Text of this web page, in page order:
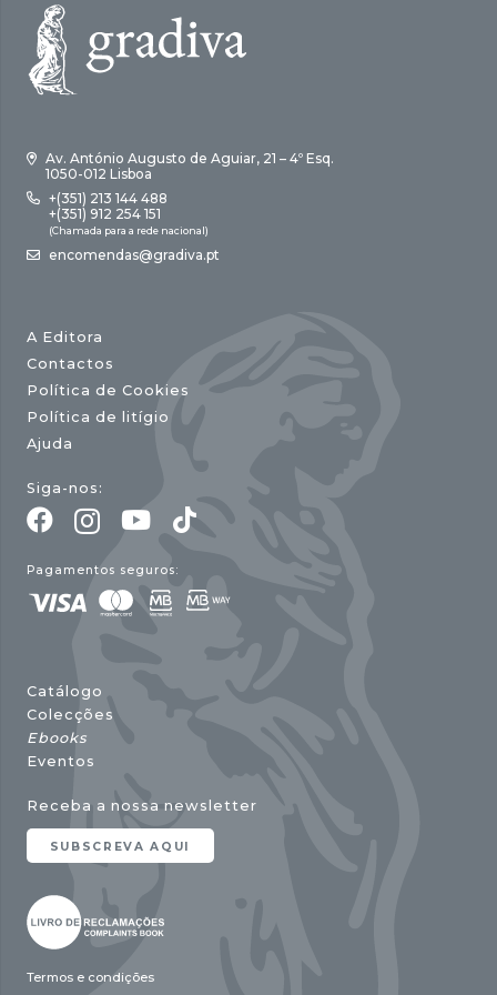
Av. António Augusto de Aguiar, 21 – 4º Esq.
1050-012 Lisboa
+(351) 213 144 488
+(351) 912 254 151
(Chamada para a rede nacional)
encomendas@gradiva.pt
A Editora
Contactos
Política de Cookies
Política de litígio
Ajuda
Siga-nos:
Pagamentos seguros:
Catálogo
Colecções
Ebooks
Eventos
Receba a nossa newsletter
SUBSCREVA AQUI
Termos e condições